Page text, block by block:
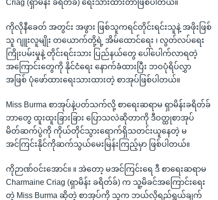
Criag (ရှာမိန်း ခရိတ်ခ်) ရေးသားထားတာဖြစ်ပါတယ်။
ကိုလိုနီခေတ် အတွင်း အဖွား ဖြစ်သူကရင်တိုင်းရင်းသူနဲ့ အဖိုးဖြစ်
သူ ဂျူးလူမျိုး တယောက်တို့ရဲ့ အိမ်ထောင်ရေး ၊ လွတ်လပ်ရေး
ကြိုးပမ်းမှုနဲ့ တိုင်းရင်းသား ပြည်နယ်တွေ ပေါ်ပေါက်လာရတဲ့
အကြောင်းတွေကို နိုင်ငံရေး နောက်ခံထားပြီး ဘဝပုံရိပ်လွှာ
အဖြစ် ပုံဖော်ထားရေးသားထားတဲ့ စာအုပ်ဖြစ်ပါတယ်။
Miss Burma စာအုပ်နဲ့ပတ်သက်လို့ စာရေးဆရာမ ရှာမိန်းခရိတ်ခ်
ဘာတွေ ထူးထူးခြားခြား ပြောသလဲဆိုတာကို ဒီဝတ္ထုစာအုပ်
မိတ်ဆက်ပွဲကို ကိုယ်တိုင်သွားရောက်ရှိသတင်းယူနေတဲ့ မ
အင်ကြင်းနိုင်ကိုဆက်သွယ်မေးမြန်းကြည့်မှာ ဖြစ်ပါတယ်။
ကိုဉာဏ်ဝင်းအောင်။ ။ အဲတော့ မအင်ကြင်းရေ ဒီ စာရေးဆရာမ
Charmaine Criag (ရှာမိန်း ခရိတ်ခ်) က သူ့မိခင်အကြောင်းရေး
တဲ့ Miss Burma ဆိုတဲ့ စာအုပ်ကို သူက ဘယ်လိုရည်ရွယ်ချက်